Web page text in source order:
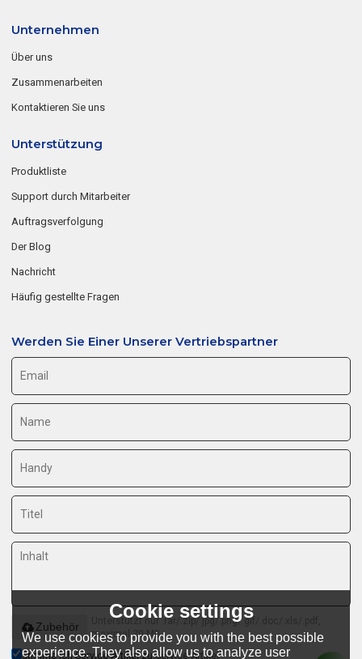
Unternehmen
Über uns
Zusammenarbeiten
Kontaktieren Sie uns
Unterstützung
Produktliste
Support durch Mitarbeiter
Auftragsverfolgung
Der Blog
Nachricht
Häufig gestellte Fragen
Werden Sie Einer Unserer Vertriebspartner
Unterstützt nur .rar/.zip/.jpg/.png/.gif/.doc/.xls/.pdf,
maximal 20 MB
Zubehör
Stimme ich Service-Artikel zu,Service-Artikel
Cookie settings
We use cookies to provide you with the best possible
experience. They also allow us to analyze user